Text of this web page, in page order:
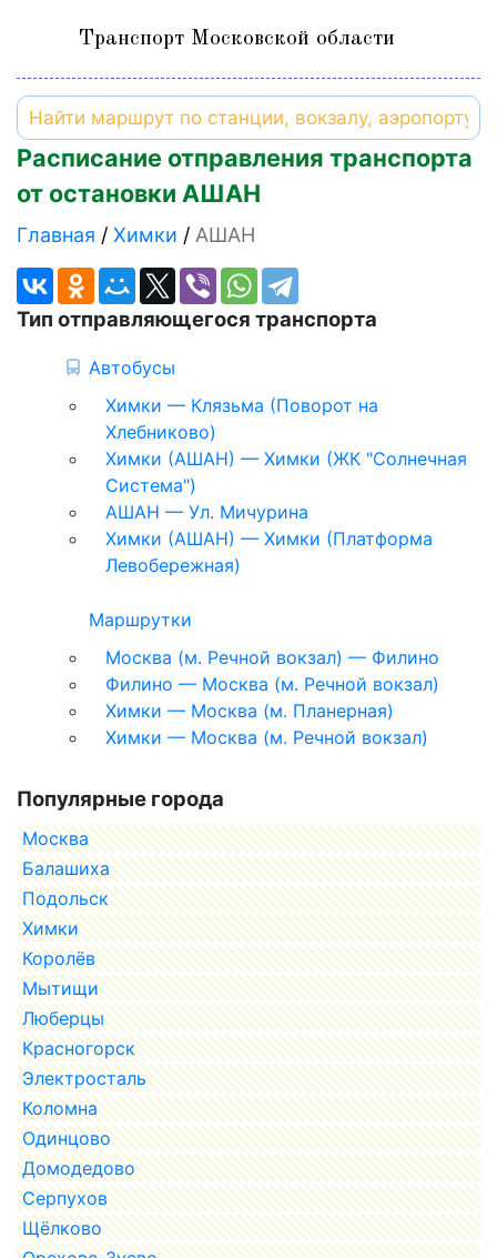
Транспорт Московской области
Расписание отправления транспорта
от остановки АШАН
Главная Химки АШАН
Тип отправляющегося транспорта
Автобусы
Химки — Клязьма (Поворот на
Хлебниково)
Химки (АШАН) — Химки (ЖК "Солнечная
Система")
АШАН — Ул. Мичурина
Химки (АШАН) — Химки (Платформа
Левобережная)
Маршрутки
Москва (м. Речной вокзал) — Филино
Филино — Москва (м. Речной вокзал)
Химки — Москва (м. Планерная)
Химки — Москва (м. Речной вокзал)
Популярные города
Москва
Балашиха
Подольск
Химки
Королёв
Мытищи
Люберцы
Красногорск
Электросталь
Коломна
Одинцово
Домодедово
Серпухов
Щёлково